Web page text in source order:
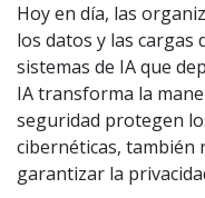
Hoy en día, las
los datos y las
sistemas de IA que
IA transforma la
seguridad protegen
cibernéticas, también
garantizar la